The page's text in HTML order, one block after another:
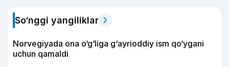
So‘nggi yangiliklar
Norvegiyada ona o‘g‘liga g‘ayrioddiy ism qo‘ygani
uchun qamaldi